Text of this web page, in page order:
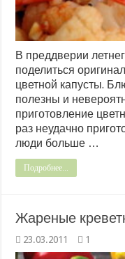
В преддверии
поделиться
цветной капусты.
полезны и
приготовление
раз неудачно
люди больше …
Подробнее...
Жареные
23.03.2011 1